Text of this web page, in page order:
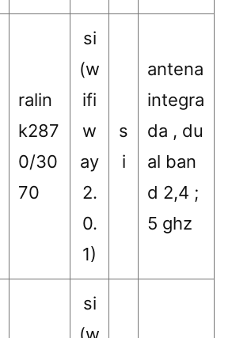
ralin
k287
0/30
70
si
(w
ifi
w
ay
2.
0.
1)
s
i
antena
integra
da , du
al ban
d 2,4 ;
5 ghz
si
(w